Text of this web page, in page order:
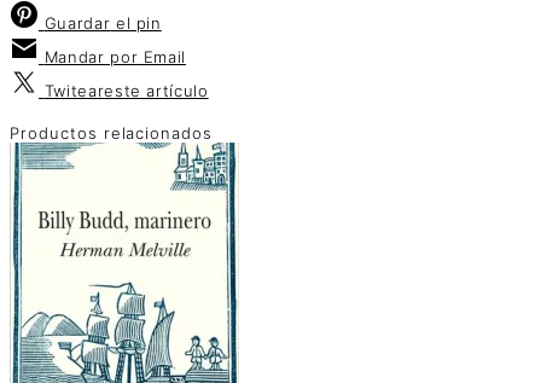
Guardar el pin
Mandar por Email
Twiteareste artículo
Productos relacionados